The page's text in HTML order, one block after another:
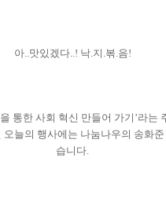
아..맛있겠다..! 낙.지.볶.음!
통한 사회 혁신 만들어 가기 ’라는
늘의 행사에는 나눔나우의 송화
습니다